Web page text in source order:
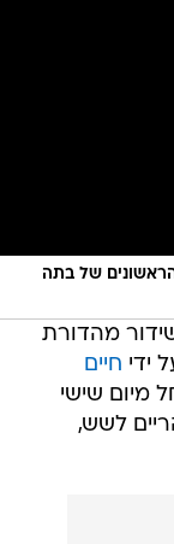
של בתה
מהדורת
חיים
מיום שישי
לשש,